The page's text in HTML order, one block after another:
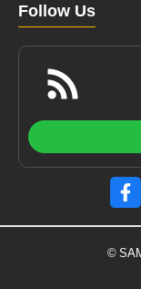
Follow Us
©